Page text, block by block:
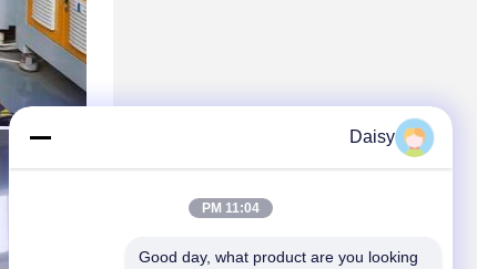
Daisy
11:04 PM
Good day, what product are you looking